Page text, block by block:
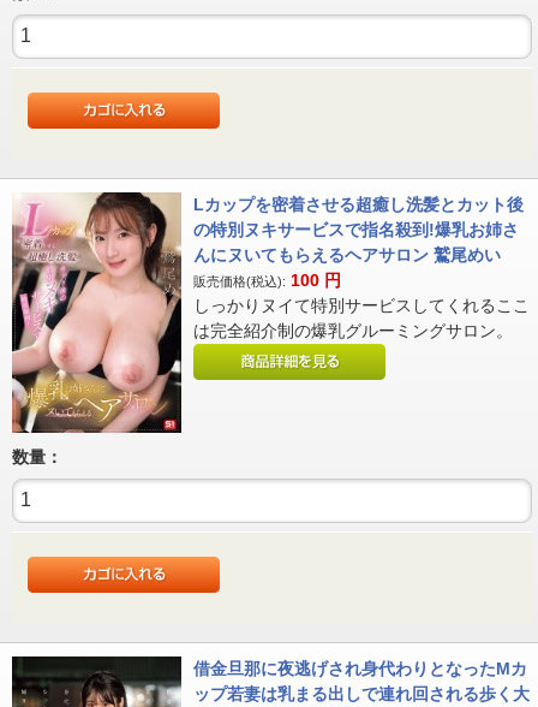
Lカップを密着させる超癒し洗髪とカット後
の特別ヌキサービスで指名殺到!爆乳お姉さ
んにヌいてもらえるヘアサロン 鷲尾めい
販売価格(税込): 100 円
しっかりヌイて特別サービスしてくれるここ
は完全紹介制の爆乳グルーミングサロン。
数量：
借金旦那に夜逃げされ身代わりとなったMカ
ップ若妻は乳まる出しで連れ回される歩く大